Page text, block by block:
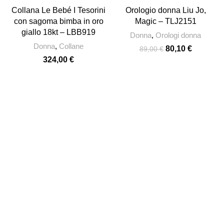
Collana Le Bebé I Tesorini
con sagoma bimba in oro
giallo 18kt – LBB919
Donna, Collane
324,00 €
Orologio donna Liu Jo,
Magic – TLJ2151
Donna, Orologi donna
89,00€ 80,10 €